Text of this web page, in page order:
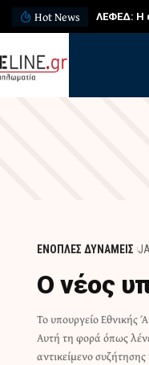
Hot News ΛΕΦΕΔ: Η
ΕΝΟΠΛΕΣ ΔΥΝΑΜΕΙΣ
Ο νέος
Το υπουργείο Εθνικής
Αυτή τη φορά όπως
αντικείμενο
κυβερνητικού
ενδιαφέρει τον